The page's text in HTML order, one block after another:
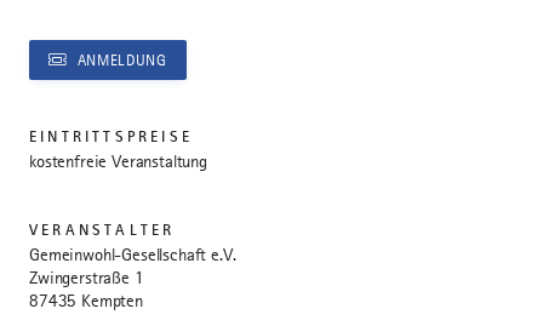
ANMELDUNG
EINTRITTSPREISE
kostenfreie Veranstaltung
VERANSTALTER
Gemeinwohl-Gesellschaft e.V.
Zwingerstraße 1
87435 Kempten